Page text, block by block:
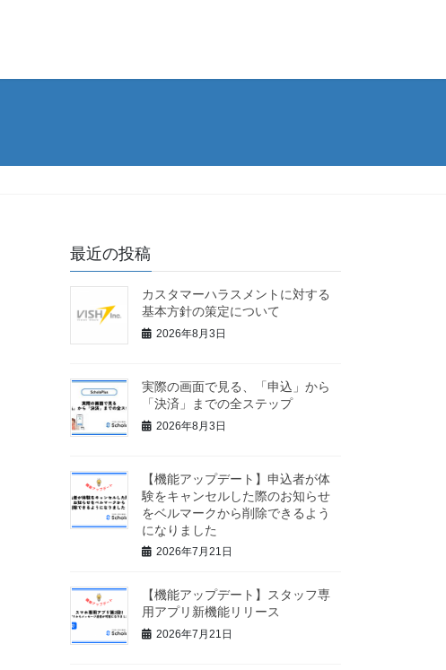
最近の投稿
カスタマーハラスメントに対する
基本方針の策定について
2026年8月3日
実際の画面で見る、「申込」から
「決済」までの全ステップ
2026年8月3日
【機能アップデート】申込者が体
験をキャンセルした際のお知らせ
をベルマークから削除できるよう
になりました
2026年7月21日
【機能アップデート】スタッフ専
用アプリ新機能リリース
2026年7月21日